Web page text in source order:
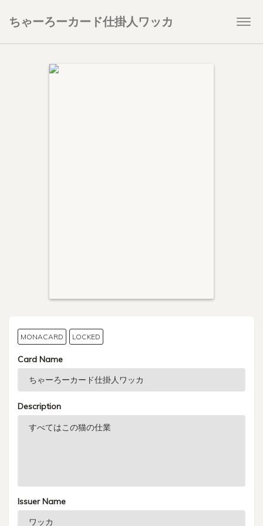
ちゃーろーカード仕掛人ワッカ
MONACARD LOCKED
Card Name
Description
Issuer Name